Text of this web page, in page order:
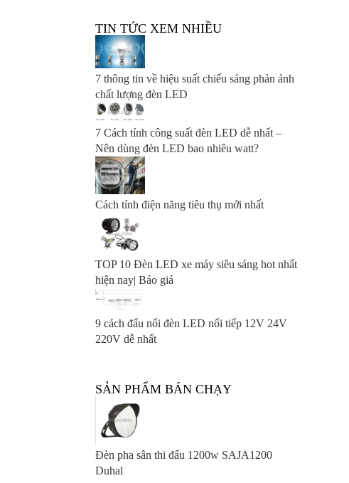
TIN TỨC XEM NHIỀU
7 thông tin về hiệu suất chiếu sáng phản ánh
chất lượng đèn LED
7 Cách tính công suất đèn LED dễ nhất –
Nên dùng đèn LED bao nhiêu watt?
Cách tính điện năng tiêu thụ mới nhất
TOP 10 Đèn LED xe máy siêu sáng hot nhất
hiện nay| Báo giá
9 cách đấu nối đèn LED nối tiếp 12V 24V
220V dễ nhất
SẢN PHẨM BÁN CHẠY
Đèn pha sân thi đấu 1200w SAJA1200
Duhal